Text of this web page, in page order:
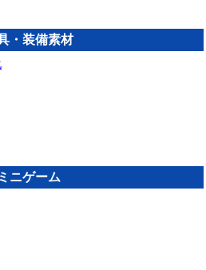
・装備素材
ミニゲーム